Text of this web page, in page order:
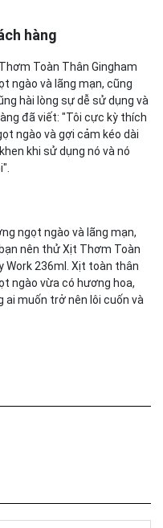
hàng
Toàn Thân Gingham
ngào và lãng mạn, cũng
hài lòng sự dễ sử dụng và
đã viết: "Tôi cực kỳ thích
ngào và gợi cảm kéo dài
khi sử dụng nó và nó
ngọt ngào và lãng mạn,
nên thử Xịt Thơm Toàn
Work 236ml. Xịt toàn thân
ngào vừa có hương hoa,
muốn trở nên lôi cuốn và